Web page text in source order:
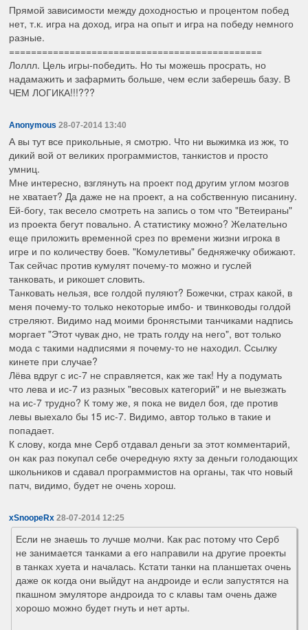
Прямой зависимости между доходностью и процентом побед
нет, т.к. игра на доход, игра на опыт и игра на победу немного
разные.
==============================================
Лоллл. Цель игры-победить. Но ты можешь просрать, но
надамажить и зафармить больше, чем если заберешь базу. В
ЧЕМ ЛОГИКА!!!???
Anonymous 28-07-2014 13:40
А вы тут все прикольные, я смотрю. Что ни выжимка из жж, то
дикий вой от великих программистов, танкистов и просто
умниц.
Мне интересно, взглянуть на проект под другим углом мозгов
не хватает? Да даже не на проект, а на собственную писанину.
Ей-богу, так весело смотреть на запись о том что "Ветеираны"
из проекта бегут повально. А статистику можно? Желательно
еще приложить временной срез по времени жизни игрока в
игре и по количеству боев. "Комулетивы" бедняжечку обижают.
Так сейчас против кумулят почему-то можно и гуслей
танковать, и рикошет словить.
Танковать нельзя, все голдой пуляют? Божечки, страх какой, в
меня почему-то только некоторые имбо- и твинководы голдой
стреляют. Видимо над моими бронястыми танчиками надпись
моргает "Этот чувак дно, не трать голду на него", вот только
мода с такими надписями я почему-то не находил. Ссылку
кинете при случае?
Лёва вдруг с ис-7 не справляется, как же так! Ну а подумать
что лева и ис-7 из разных "весовых категорий" и не выезжать
на ис-7 трудно? К тому же, я пока не видел боя, где против
левы выехало бы 15 ис-7. Видимо, автор только в такие и
попадает.
К слову, когда мне Серб отдавал деньги за этот комментарий,
он как раз покупал себе очередную яхту за деньги голодающих
школьников и сдавал программистов на органы, так что новый
патч, видимо, будет не очень хорош.
xSnoopeRx 28-07-2014 12:25
Если не знаешь то лучше молчи. Как рас потому что Серб
не занимается танками а его направили на другие проекты
в танках хуета и началась. Кстати танки на планшетах очень
даже ок когда они выйдут на андроиде и если запустятся на
пкашном эмуляторе андроида то с клавы там очень даже
хорошо можно будет гнуть и нет арты.